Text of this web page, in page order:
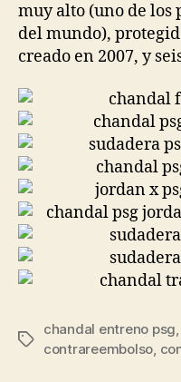
muy alto (uno de los
del mundo),
creado en 2007, y
Etiquetas
chandal entreno psg,
contrareembolso,